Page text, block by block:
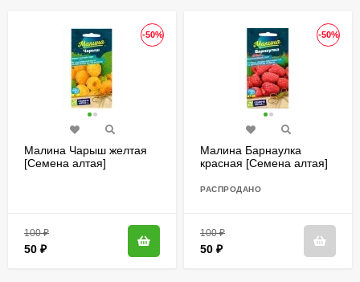
-50%
Малина Чарыш желтая
[Семена алтая]
100₽
50 ₽
-50%
Малина Барнаулка
красная [Семена алтая]
РАСПРОДАНО
100₽
50 ₽